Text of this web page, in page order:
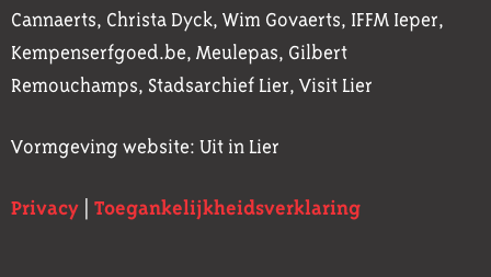
Cannaerts, Christa Dyck, Wim Govaerts, IFFM Ieper,
Kempenserfgoed.be, Meulepas, Gilbert
Remouchamps, Stadsarchief Lier, Visit Lier
Vormgeving website: Uit in Lier
Privacy Toegankelijkheidsverklaring